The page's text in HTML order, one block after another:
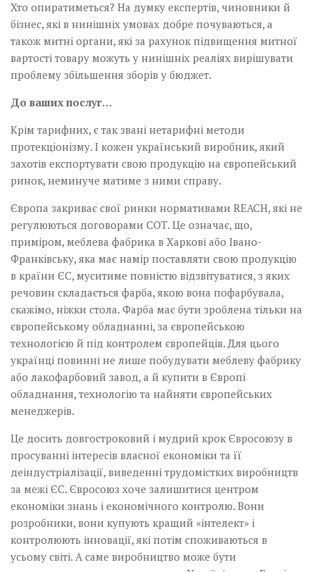
Хто опиратиметься? На думку експертів, чиновники й
бізнес, які в нинішніх умовах добре почуваються, а
також митні органи, які за рахунок підвищення митної
вартості товару можуть у нинішніх реаліях вирішувати
проблему збільшення зборів у бюджет.
До ваших послуг…
Крім тарифних, є так звані нетарифні методи
протекціонізму. І кожен український виробник, який
захотів експортувати свою продукцію на європейський
ринок, неминуче матиме з ними справу.
Європа закриває свої ринки нормативами REACH, які не
регулюються договорами СОТ. Це означає, що,
приміром, меблева фабрика в Харкові або Івано-
Франківську, яка має намір поставляти свою продукцію
в країни ЄС, муситиме повністю відзвітуватися, з яких
речовин складається фарба, якою вона пофарбувала,
скажімо, ніжки стола. Фарба має бути зроблена тільки на
європейському обладнанні, за європейською
технологією й під контролем європейців. Для цього
українці повинні не лише побудувати меблеву фабрику
або лакофарбовий завод, а й купити в Європі
обладнання, технологію та найняти європейських
менеджерів.
Це досить довгостроковий і мудрий крок Євросоюзу в
просуванні інтересів власної економіки та її
деіндустріалізації, виведенні трудомістких виробництв
за межі ЄС. Євросоюз хоче залишитися центром
економіки знань і економічного контролю. Вони
розробники, вони купують кращий «інтелект» і
контролюють інновації, які потім споживаються в
усьому світі. А саме виробництво може бути